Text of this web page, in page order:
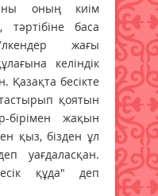
оның киім
тәртібіне баса
жағы
келіндік
Қазақта бесікте
қоятын
бірімен жақын
қыз, бізден ұл
уағдаласқан.
құда" деп